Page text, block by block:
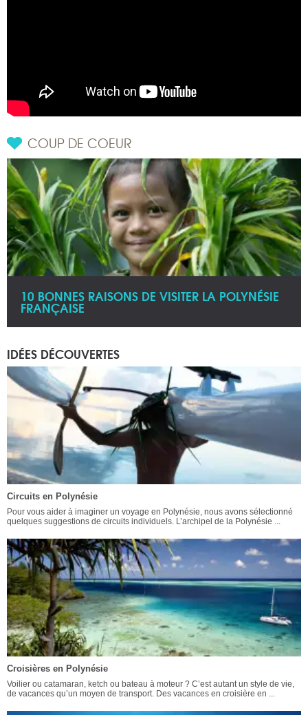
COUP DE COEUR
10 BONNES RAISONS DE VISITER LA POLYNÉSIE
FRANÇAISE
IDÉES DÉCOUVERTES
Circuits en Polynésie
Pour vous aider à imaginer un voyage en Polynésie, nous avons sélectionné
quelques suggestions de circuits individuels. L’archipel de la Polynésie ...
Croisières en Polynésie
Voilier ou catamaran, ketch ou bateau à moteur ? C’est autant un style de vie,
de vacances qu’un moyen de transport. Des vacances en croisière en ...